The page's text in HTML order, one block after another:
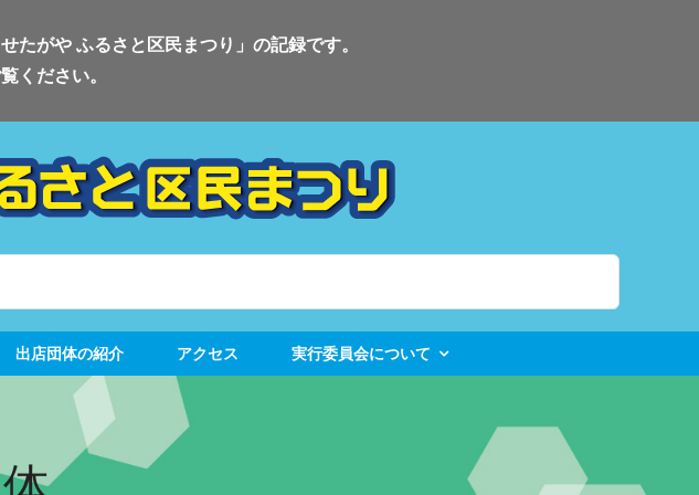
たがや ふるさと区民まつり」の記録です。
ください。
出店団体の紹介 アクセス 実行委員会について